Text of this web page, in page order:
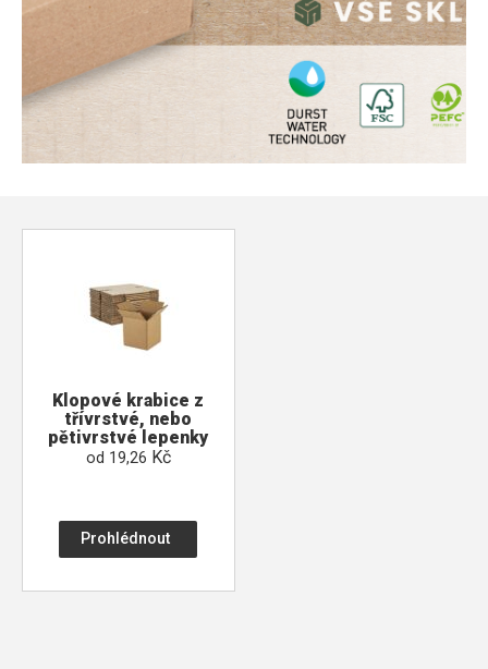
Klopové krabice z
třívrstvé, nebo
pětivrstvé lepenky
od 19,26 Kč
Prohlédnout